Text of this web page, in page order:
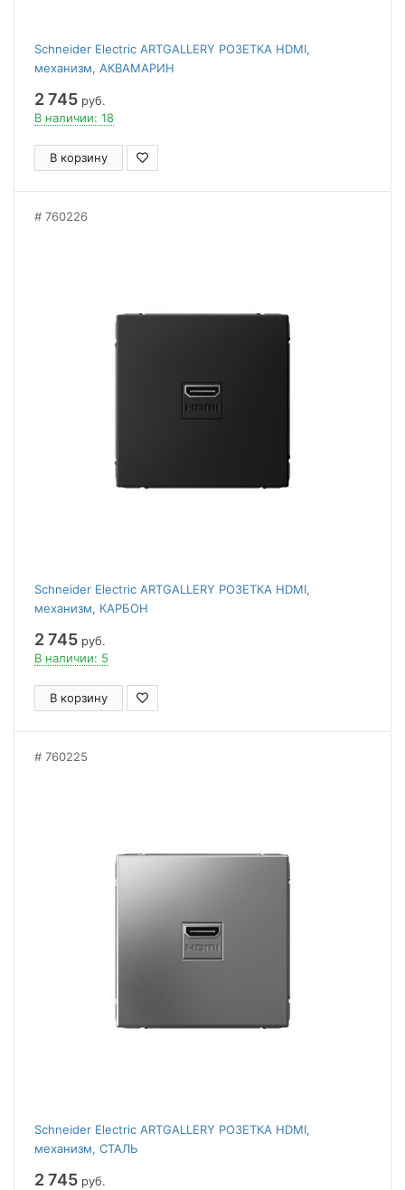
Schneider Electric ARTGALLERY РОЗЕТКА HDMI,
механизм, АКВАМАРИН
2 745 руб.
В наличии: 18
В корзину
760226
Schneider Electric ARTGALLERY РОЗЕТКА HDMI,
механизм, КАРБОН
2 745 руб.
В наличии: 5
В корзину
760225
Schneider Electric ARTGALLERY РОЗЕТКА HDMI,
механизм, СТАЛЬ
2 745 руб.